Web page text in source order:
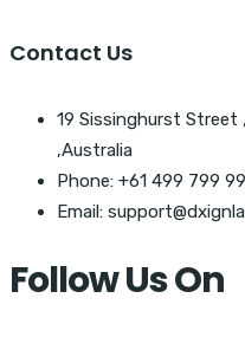
Contact Us
19 Sissinghurst Street
,Australia
Phone: +61 499 799
Email:
Follow Us On